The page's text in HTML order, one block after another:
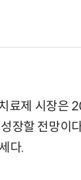
료제 시장은
할 전망이다
다.